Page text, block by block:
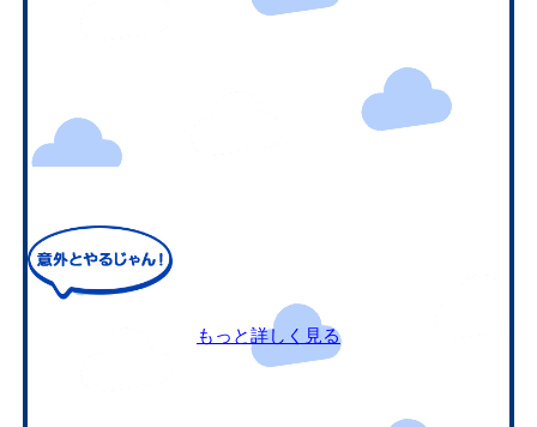
もっと詳しく見る